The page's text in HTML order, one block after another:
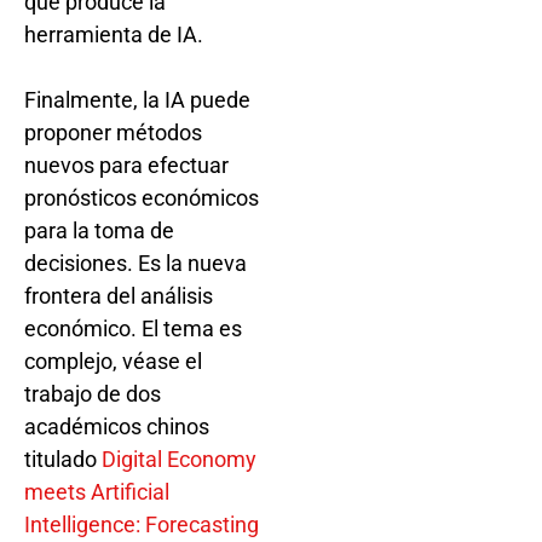
herramienta de IA.
Finalmente, la IA puede
proponer métodos
nuevos para efectuar
pronósticos económicos
para la toma de
decisiones. Es la nueva
frontera del análisis
económico. El tema es
complejo, véase el
trabajo de dos
académicos chinos
titulado Digital Economy
meets Artificial
Intelligence: Forecasting